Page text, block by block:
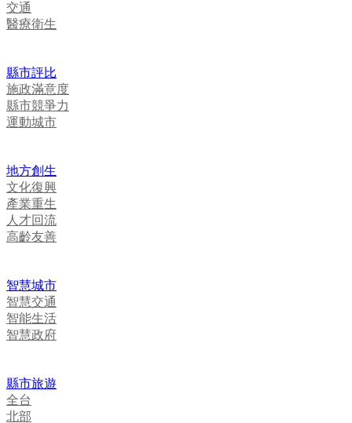
交通
醫療衛生
縣市評比
施政滿意度
縣市競爭力
運動城市
地方創生
文化復興
產業重生
人才回流
高齡友善
智慧城市
智慧交通
智能生活
智慧政府
縣市旅遊
全台
北部